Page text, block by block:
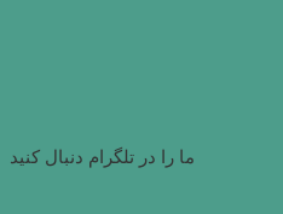
ما را در تلگرام دنبال کنید